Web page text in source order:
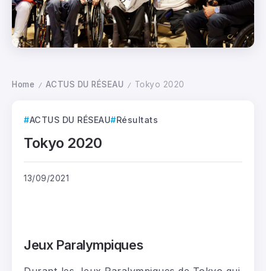
Home / ACTUS DU RÉSEAU / Tokyo 2020
ACTUS DU RÉSEAU Résultats
Tokyo 2020
13/09/2021
Jeux Paralympiques